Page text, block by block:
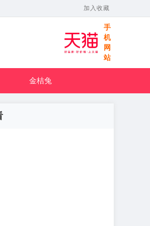
加入收藏
手
机
网
站
金桔兔